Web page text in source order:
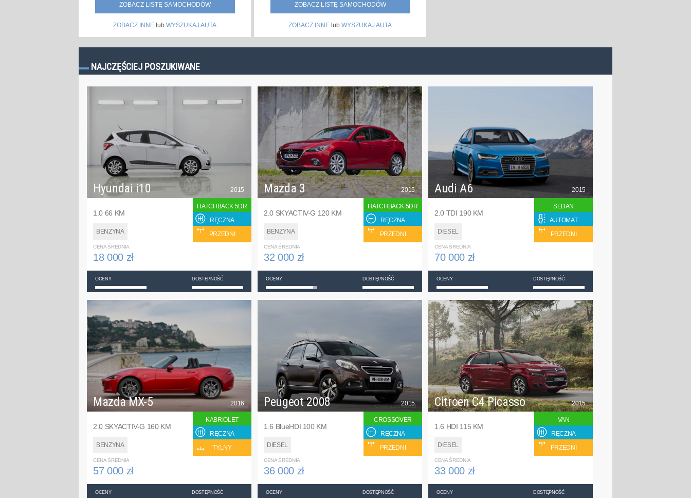
ZOBACZ LISTĘ SAMOCHODÓW
ZOBACZ INNE lub WYSZUKAJ AUTA
ZOBACZ LISTĘ SAMOCHODÓW
ZOBACZ INNE lub WYSZUKAJ AUTA
NAJCZĘŚCIEJ POSZUKIWANE
Hyundai i10
1.0 66 KM
BENZYNA
2015
HATCHBACK 5DR
RĘCZNA
PRZEDNI
CENA ŚREDNIA
18 000 zł
OCENY DOSTĘPNOŚĆ
Mazda 3
2.0 SKYACTIV-G 120 KM
BENZYNA
2015
HATCHBACK 5DR
RĘCZNA
PRZEDNI
CENA ŚREDNIA
32 000 zł
OCENY DOSTĘPNOŚĆ
Audi A6
2.0 TDI 190 KM
DIESEL
2015
SEDAN
AUTOMAT
PRZEDNI
CENA ŚREDNIA
70 000 zł
OCENY DOSTĘPNOŚĆ
Mazda MX-5
2.0 SKYACTIV-G 160 KM
BENZYNA
2016
KABRIOLET
RĘCZNA
TYLNY
CENA ŚREDNIA
57 000 zł
OCENY DOSTĘPNOŚĆ
Peugeot 2008
1.6 BlueHDI 100 KM
DIESEL
2015
CROSSOVER
RĘCZNA
PRZEDNI
CENA ŚREDNIA
36 000 zł
OCENY DOSTĘPNOŚĆ
Citroen C4 Picasso
1.6 HDI 115 KM
DIESEL
2015
VAN
RĘCZNA
PRZEDNI
CENA ŚREDNIA
33 000 zł
OCENY DOSTĘPNOŚĆ